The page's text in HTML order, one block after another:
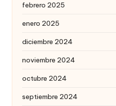
febrero 2025
enero 2025
diciembre 2024
noviembre 2024
octubre 2024
septiembre 2024